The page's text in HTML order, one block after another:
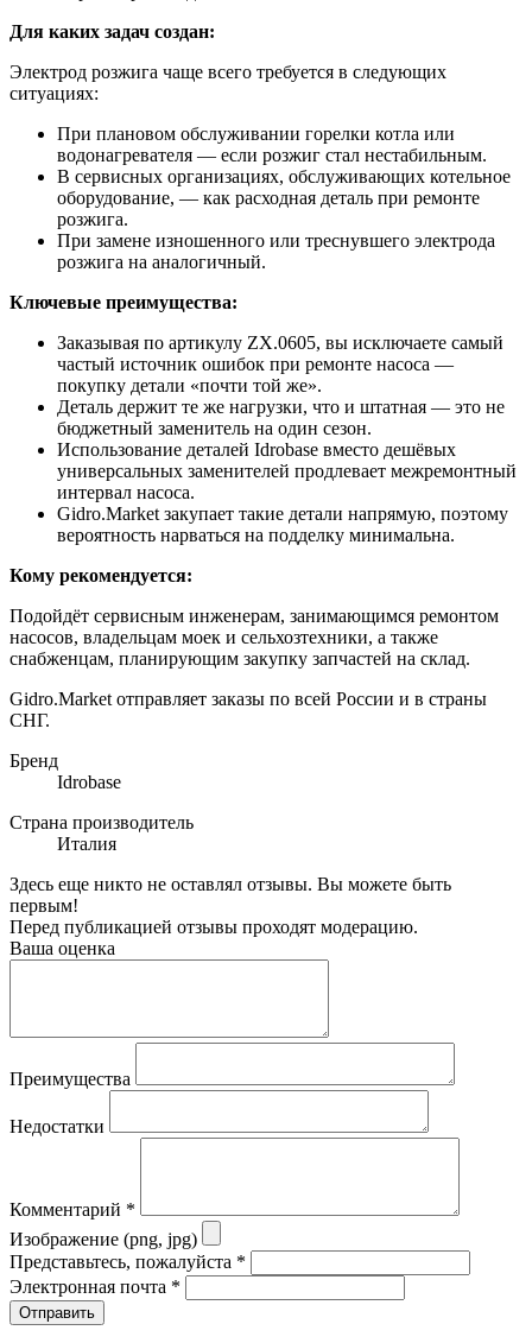
Для каких задач создан:
Электрод розжига чаще всего требуется в следующих
ситуациях:
При плановом обслуживании горелки котла или
водонагревателя — если розжиг стал нестабильным.
В сервисных организациях, обслуживающих котельное
оборудование, — как расходная деталь при ремонте
розжига.
При замене изношенного или треснувшего электрода
розжига на аналогичный.
Ключевые преимущества:
Заказывая по артикулу ZX.0605, вы исключаете самый
частый источник ошибок при ремонте насоса —
покупку детали «почти той же».
Деталь держит те же нагрузки, что и штатная — это не
бюджетный заменитель на один сезон.
Использование деталей Idrobase вместо дешёвых
универсальных заменителей продлевает межремонтный
интервал насоса.
Gidro.Market закупает такие детали напрямую, поэтому
вероятность нарваться на подделку минимальна.
Кому рекомендуется:
Подойдёт сервисным инженерам, занимающимся ремонтом
насосов, владельцам моек и сельхозтехники, а также
снабженцам, планирующим закупку запчастей на склад.
Gidro.Market отправляет заказы по всей России и в страны
СНГ.
Бренд
Idrobase
Страна производитель
Италия
Здесь еще никто не оставлял отзывы. Вы можете быть
первым!
Перед публикацией отзывы проходят модерацию.
Ваша оценка
Преимущества
Недостатки
Комментарий *
Изображение (png, jpg)
Представьтесь, пожалуйста *
Электронная почта *
Отправить